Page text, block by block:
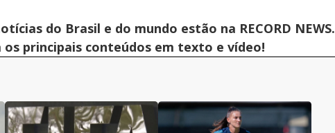
do Brasil e do mundo estão na RECORD NEWS.
os principais conteúdos em texto e vídeo!